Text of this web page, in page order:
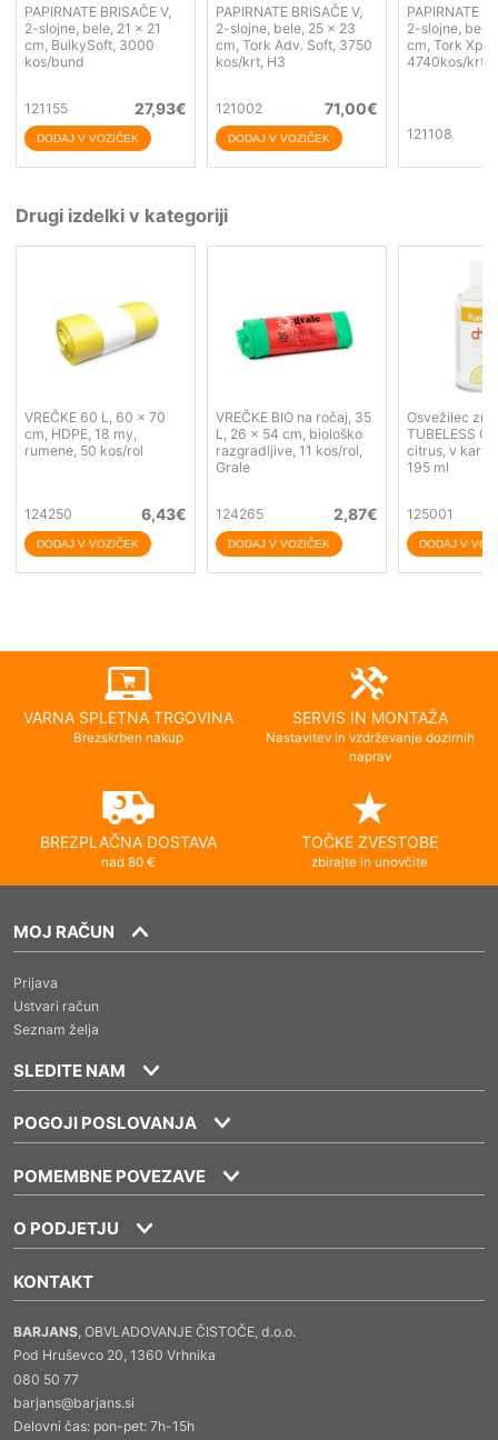
PAPIRNATE BRISAČE V,
2-slojne, bele, 21 x 21
cm, BulkySoft, 3000
kos/bund
121155 27,93€
PAPIRNATE BRISAČE V,
2-slojne, bele, 25 x 23
cm, Tork Adv. Soft, 3750
kos/krt, H3
121002 71,00€
PAPIRNATE
2-slojne,
cm, Tork
4740kos/krt,
121108
Drugi izdelki v kategoriji
VREČKE 60 L, 60 x 70
cm, HDPE, 18 my,
rumene, 50 kos/rol
124250 6,43€
VREČKE BIO na ročaj, 35
L, 26 x 54 cm, biološko
razgradljive, 11 kos/rol,
Grale
124265 2,87€
Osvežilec
TUBELESS
citrus, v
195 ml
125001
VARNA SPLETNA TRGOVINA
Brezskrben nakup
SERVIS IN MONTAŽA
Nastavitev in vzdrževanje dozirnih
naprav
BREZPLAČNA DOSTAVA
nad 80 €
TOČKE ZVESTOBE
zbirajte in unovčite
MOJ RAČUN
Prijava
Ustvari račun
Seznam želja
SLEDITE NAM
POGOJI POSLOVANJA
POMEMBNE POVEZAVE
O PODJETJU
KONTAKT
BARJANS, OBVLADOVANJE ČISTOČE, d.o.o.
Pod Hruševco 20, 1360 Vrhnika
080 50 77
barjans@barjans.si
Delovni čas: pon-pet: 7h-15h